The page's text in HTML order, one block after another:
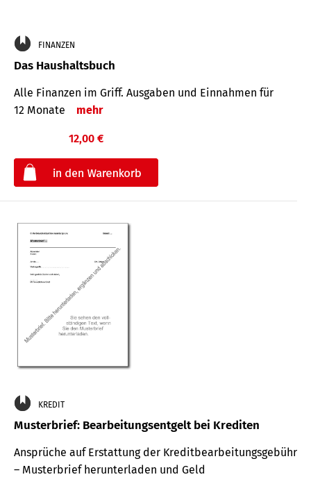
FINANZEN
Das Haushaltsbuch
Alle Finanzen im Griff. Aus­gaben und Ein­nahmen für
12 Monate
mehr
12,00 €
KREDIT
Musterbrief: Bearbeitungsentgelt bei Krediten
Ansprüche auf Erstattung der Kreditbearbeitungsgebühr
– Musterbrief herunterladen und Geld